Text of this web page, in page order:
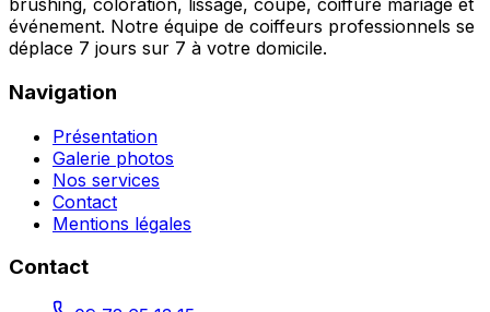
brushing, coloration, lissage, coupe, coiffure mariage et
événement. Notre équipe de coiffeurs professionnels se
déplace 7 jours sur 7 à votre domicile.
Navigation
Présentation
Galerie photos
Nos services
Contact
Mentions légales
Contact